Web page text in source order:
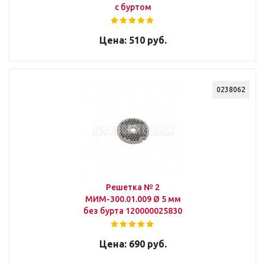
с буртом
510 руб.
0238062
Решетка № 2
МИМ-300.01.009 Ø 5 мм
без бурта 120000025830
690 руб.